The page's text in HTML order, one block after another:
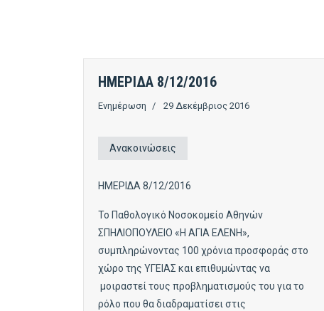
ΗΜΕΡΙΔΑ 8/12/2016
Ενημέρωση 29 Δεκέμβριος 2016
Ανακοινώσεις
ΗΜΕΡΙΔΑ 8/12/2016
Το Παθολογικό Νοσοκομείο Αθηνών
ΣΠΗΛΙΟΠΟΥΛΕΙΟ «Η ΑΓΙΑ ΕΛΕΝΗ»,
συμπληρώνοντας 100 χρόνια προσφοράς στο
χώρο της ΥΓΕΙΑΣ και επιθυμώντας να
μοιραστεί τους προβληματισμούς του για το
ρόλο που θα διαδραματίσει στις